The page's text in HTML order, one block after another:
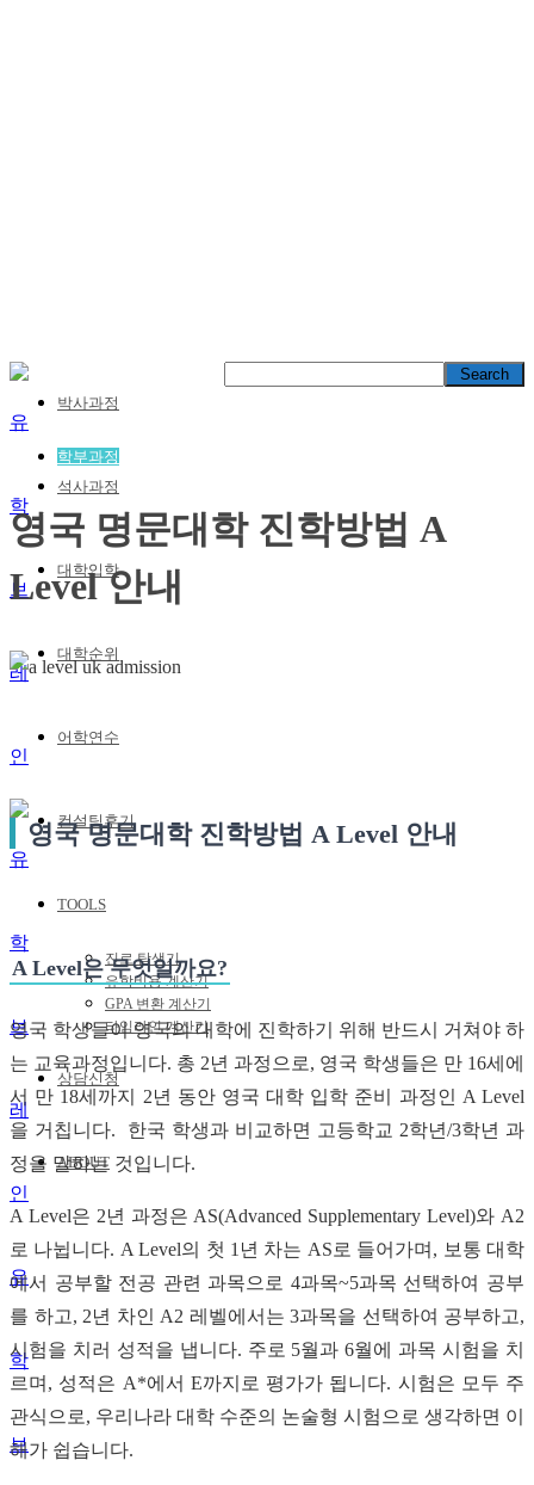
유
학
브
박사과정
석사과정
대학입학
대학순위
어학연수
컨설팅후기
TOOLS
진로 탐색기
유학비용 계산기
GPA 변환 계산기
타임라인 계산기
상담신청
ABOUT
학부과정
영국 명문대학 진학방법 A
Level 안내
영국 명문대학 진학방법 A Level 안내
A Level은 무엇일까요?
영국 학생들이 영국의 대학에 진학하기 위해 반드시 거쳐야 하
는 교육과정입니다. 총 2년 과정으로, 영국 학생들은 만 16세에
서 만 18세까지 2년 동안 영국 대학 입학 준비 과정인 A Level
을 거칩니다. 한국 학생과 비교하면 고등학교 2학년/3학년 과
정을 말하는 것입니다.
A Level은 2년 과정은 AS(Advanced Supplementary Level)와 A2
로 나뉩니다. A Level의 첫 1년 차는 AS로 들어가며, 보통 대학
에서 공부할 전공 관련 과목으로 4과목~5과목 선택하여 공부
를 하고, 2년 차인 A2 레벨에서는 3과목을 선택하여 공부하고,
시험을 치러 성적을 냅니다. 주로 5월과 6월에 과목 시험을 치
르며, 성적은 A*에서 E까지로 평가가 됩니다. 시험은 모두 주
관식으로, 우리나라 대학 수준의 논술형 시험으로 생각하면 이
해가 쉽습니다.